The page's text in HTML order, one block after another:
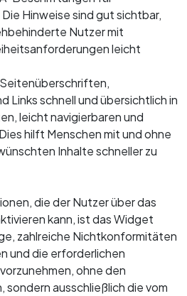
Hinweise sind gut sichtbar,
Nutzer mit
leicht
Links schnell und übersichtlich in
leicht navigierbaren und
hilft Menschen mit und ohne
Inhalte schneller zu
die der Nutzer über das
kann, ist das Widget
zahlreiche Nichtkonformitäten
und die erforderlichen
ohne den
sondern ausschließlich die vom